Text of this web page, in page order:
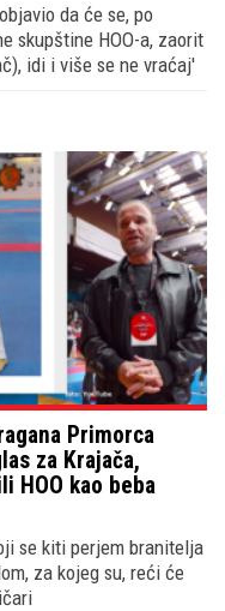
da će se, po
skupštine HOO-a, zaorit
idi i više se ne vraćaj'
Primorca
za Krajača,
HOO kao beba
se kiti perjem branitelja
za kojeg su, reći će